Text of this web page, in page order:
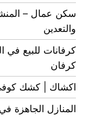
سكن عمال –
والتعدين
كرفانات للبيع في
كرفان
اكشاك | كشك
المنازل الجاهزة